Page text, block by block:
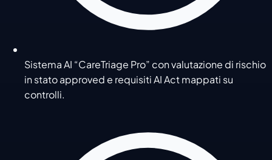
Sistema AI “CareTriage Pro” con valutazione di rischio
in stato approved e requisiti AI Act mappati su
controlli.